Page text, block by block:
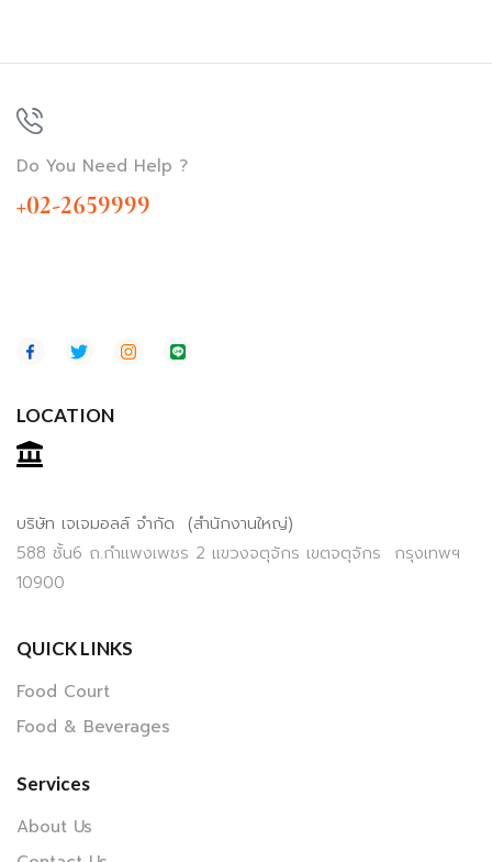
Do You Need Help ?
+02-2659999
LOCATION
บริษัท เจเจมอลล์ จำกัด (สำนักงานใหญ่)
588 ชั้น6 ถ.กำแพงเพชร 2 แขวงจตุจักร เขตจตุจักร กรุงเทพฯ
10900
QUICK LINKS
Food Court
Food & Beverages
Services
About Us